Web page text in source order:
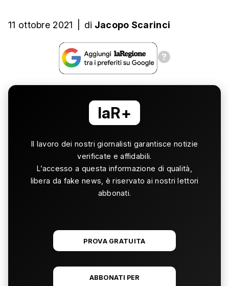
11 ottobre 2021 di Jacopo Scarinci
laR+
Il lavoro dei nostri giornalisti garantisce notizie
verificate e affidabili.
L’accesso a questa informazione di qualità,
libera da fake news, è riservato ai nostri lettori
abbonati.
PROVA GRATUITA
ABBONATI PER